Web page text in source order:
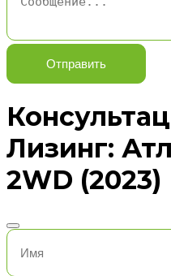
Отправить
Лизинг:
2WD (2023)